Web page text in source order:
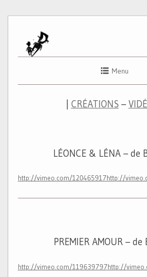
Menu
CRÉATIONS –
LÉONCE & LÉNA – de
http://vimeo.com/120465917http://
PREMIER AMOUR –
http://vimeo.com/119639797http://